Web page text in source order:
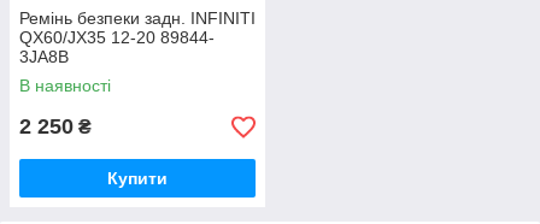
Ремінь безпеки задн. INFINITI
QX60/JX35 12-20 89844-
3JA8B
В наявності
2 250 ₴
Купити